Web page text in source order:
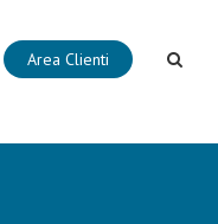
Area Clienti